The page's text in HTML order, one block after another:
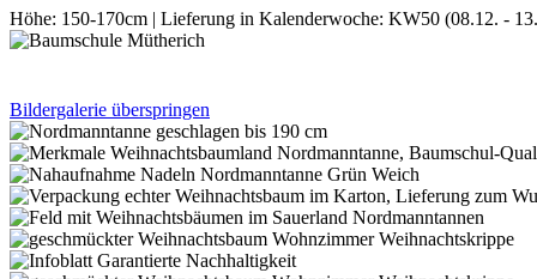
Höhe: 150-170cm | Lieferung in Kalenderwoche: KW50 (08.12. -
Bildergalerie überspringen